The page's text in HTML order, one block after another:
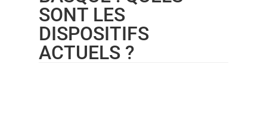
SONT LES
DISPOSITIFS
ACTUELS ?